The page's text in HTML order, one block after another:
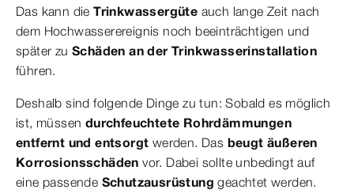
Das kann dieTrinkwassergüte auch lange Zeit nach
dem Hochwasserereignis noch beeinträchtigen und
später zuSchäden an der Trinkwasserinstallation
führen.
Deshalb sind folgende Dinge zu tun: Sobald es möglich
ist, müssen durchfeuchtete Rohrdämmungen
entfernt und entsorgt werden. Das beugt äußeren
Korrosionsschädenvor. Dabei sollte unbedingt auf
eine passende Schutzausrüstunggeachtet werden.